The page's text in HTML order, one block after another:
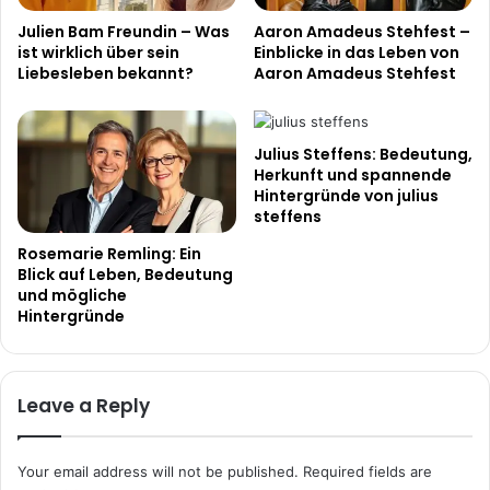
Julien Bam Freundin – Was
ist wirklich über sein
Liebesleben bekannt?
Aaron Amadeus Stehfest –
Einblicke in das Leben von
Aaron Amadeus Stehfest
Rosemarie Remling: Ein
Blick auf Leben, Bedeutung
und mögliche
Hintergründe
Julius Steffens: Bedeutung,
Herkunft und spannende
Hintergründe von julius
steffens
Leave a Reply
Your email address will not be published. Required fields are